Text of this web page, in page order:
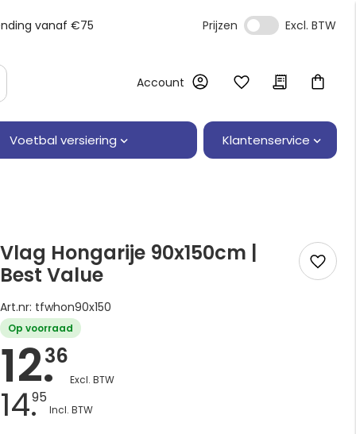
vanaf €75 Prijzen
Account
Voetbal versiering Klantenservice
Vlag Hongarije 90x150cm |
Best Value
Art.nr: tfwhon90x150
Op voorraad
12.36
14.95